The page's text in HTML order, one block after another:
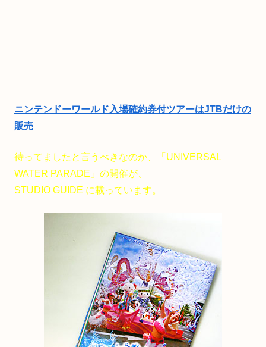
ニンテンドーワールド入場確約券付ツアーはJTBだけの
販売
待ってましたと言うべきなのか、「UNIVERSAL
WATER PARADE」の開催が、
STUDIO GUIDE に載っています。